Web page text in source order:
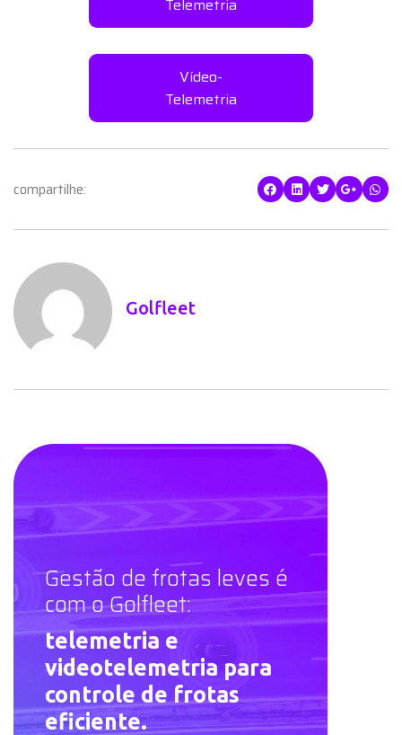
Telemetria
Vídeo-
Telemetria
compartilhe:
Golfleet
Gestão de frotas leves é
com o Golfleet:
telemetria e
videotelemetria para
controle de frotas
eficiente.